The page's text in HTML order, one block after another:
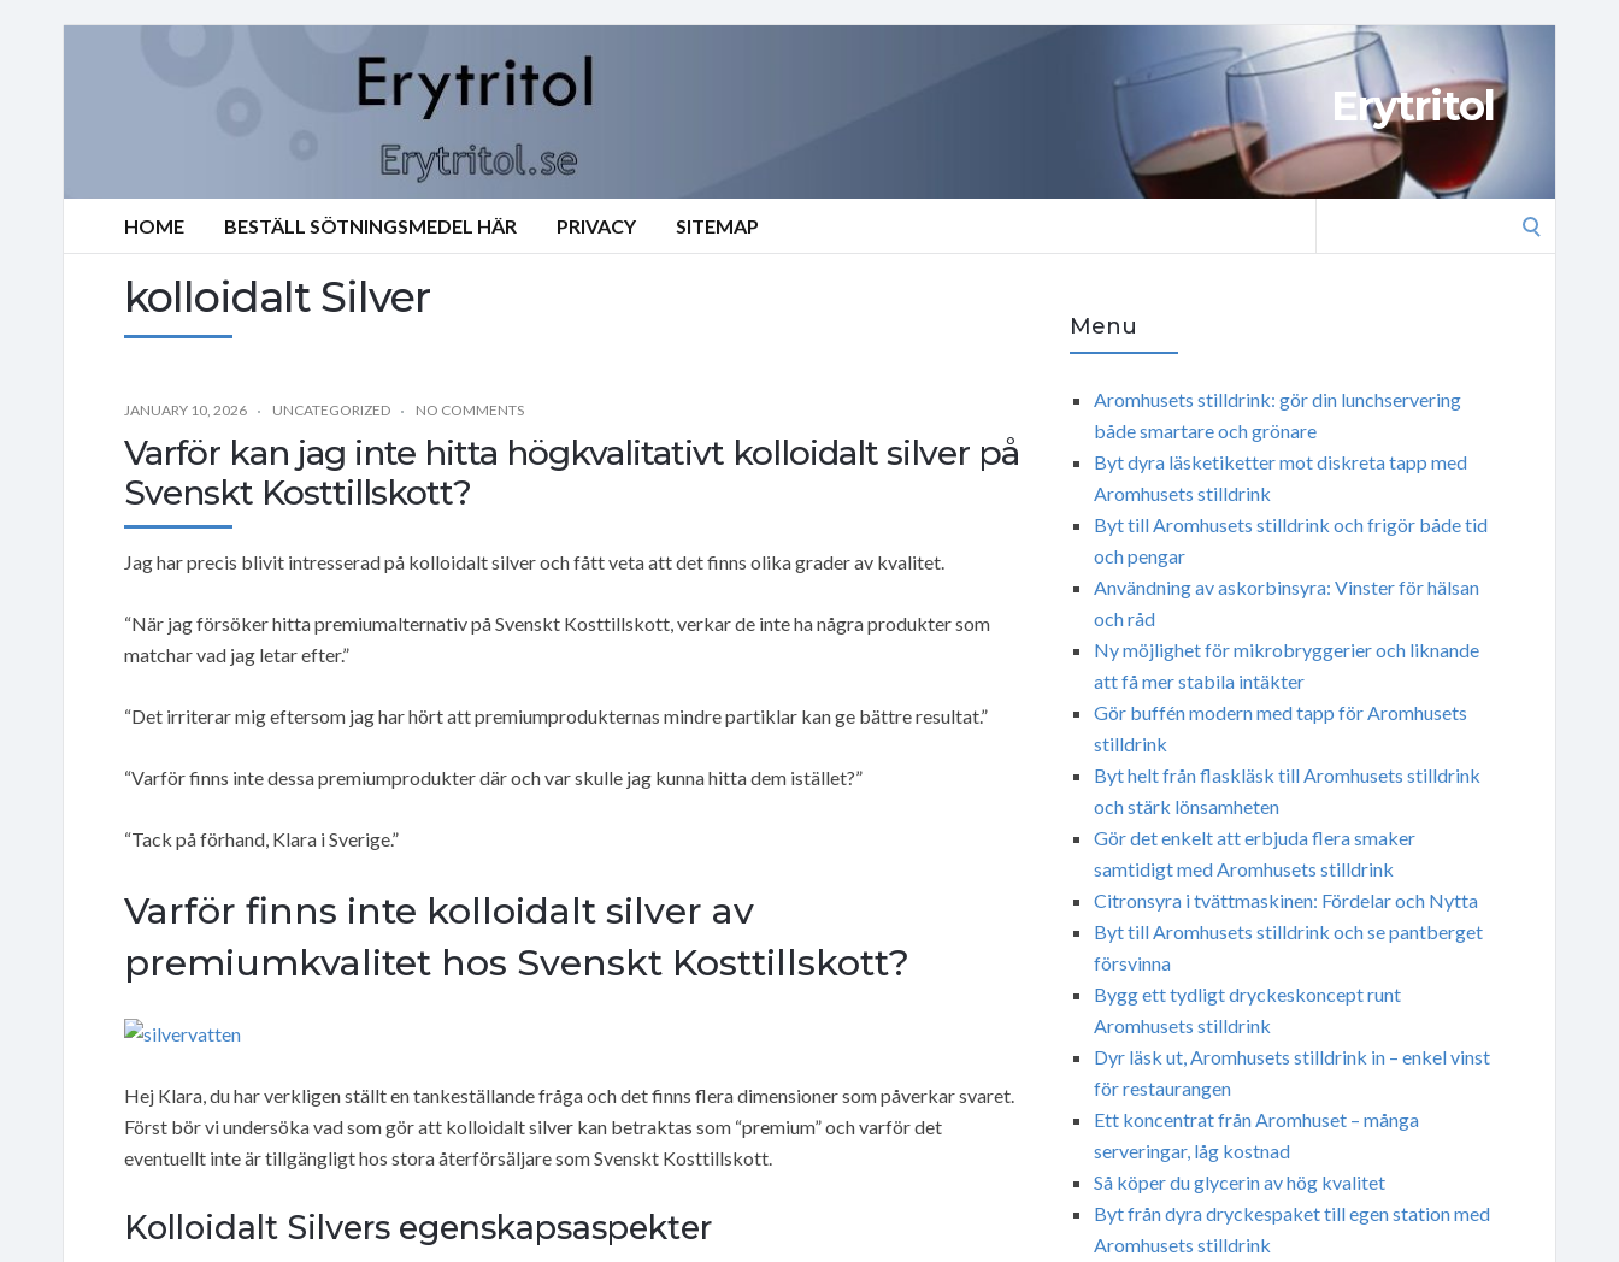
Erytritol
HOME BESTÄLL SÖTNINGSMEDEL HÄR PRIVACY SITEMAP
kolloidalt Silver
JANUARY 10, 2026 UNCATEGORIZED NO COMMENTS
Varför kan jag inte hitta högkvalitativt kolloidalt silver på
Svenskt Kosttillskott?
Jag har precis blivit intresserad på kolloidalt silver och fått veta att det finns olika grader av kvalitet.
“När jag försöker hitta premiumalternativ på Svenskt Kosttillskott, verkar de inte ha några produkter som
matchar vad jag letar efter.”
“Det irriterar mig eftersom jag har hört att premiumprodukternas mindre partiklar kan ge bättre resultat.”
“Varför finns inte dessa premiumprodukter där och var skulle jag kunna hitta dem istället?”
“Tack på förhand, Klara i Sverige.”
Varför finns inte kolloidalt silver av
premiumkvalitet hos Svenskt Kosttillskott?
Hej Klara, du har verkligen ställt en tankeställande fråga och det finns flera dimensioner som påverkar svaret.
Först bör vi undersöka vad som gör att kolloidalt silver kan betraktas som “premium” och varför det
eventuellt inte är tillgängligt hos stora återförsäljare som Svenskt Kosttillskott.
Kolloidalt Silvers egenskapsaspekter
Menu
Aromhusets stilldrink: gör din lunchservering
både smartare och grönare
Byt dyra läsketiketter mot diskreta tapp med
Aromhusets stilldrink
Byt till Aromhusets stilldrink och frigör både tid
och pengar
Användning av askorbinsyra: Vinster för hälsan
och råd
Ny möjlighet för mikrobryggerier och liknande
att få mer stabila intäkter
Gör buffén modern med tapp för Aromhusets
stilldrink
Byt helt från flaskläsk till Aromhusets stilldrink
och stärk lönsamheten
Gör det enkelt att erbjuda flera smaker
samtidigt med Aromhusets stilldrink
Citronsyra i tvättmaskinen: Fördelar och Nytta
Byt till Aromhusets stilldrink och se pantberget
försvinna
Bygg ett tydligt dryckeskoncept runt
Aromhusets stilldrink
Dyr läsk ut, Aromhusets stilldrink in – enkel vinst
för restaurangen
Ett koncentrat från Aromhuset – många
serveringar, låg kostnad
Så köper du glycerin av hög kvalitet
Byt från dyra dryckespaket till egen station med
Aromhusets stilldrink